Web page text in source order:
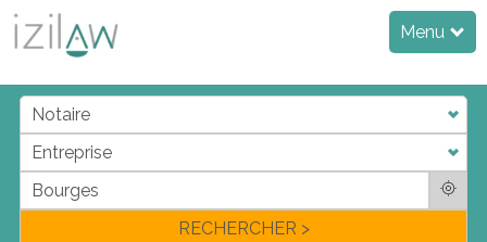
Menu
jdadi
fl
RECHERCHER >